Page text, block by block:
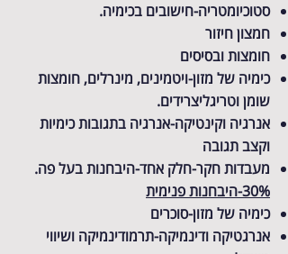
סטוכיומטריה-חישובים בכימיה.
חמצון חיזור
חומצות ובסיסים
כימיה של מזון-ויטמינים, מינרלים, חומצות
שומן וטריגליצרידים.
אנרגיה וקינטיקה-אנרגיה בתגובות כימיות
וקצב תגובה
מעבדות חקר-חלק אחד-היבחנות בעל פה.
30%-היבחנות פנימית
כימיה של מזון-סוכרים
אנרגטיקה ודינמיקה-תרמודינמיקה ושיווי